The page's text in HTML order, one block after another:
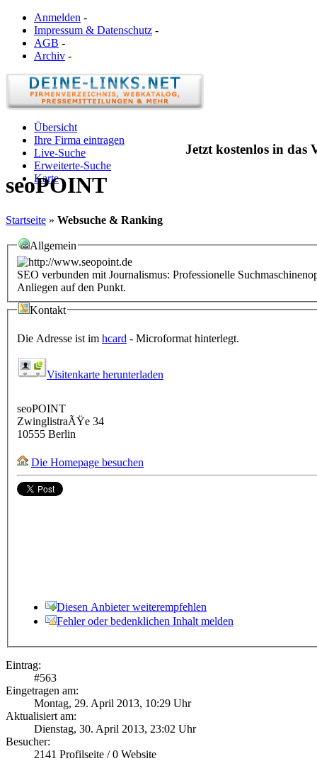
Anmelden -
Impressum & Datenschutz -
AGB -
Archiv -
Übersicht
Ihre Firma eintragen
Live-Suche
Erweiterte-Suche
Karte
Jetzt kostenlos in das
seoPOINT
Startseite » Websuche & Ranking
Allgemein
SEO verbunden mit Journalismus: Professionelle
Anliegen auf den Punkt.
Kontakt
Die Adresse ist im hcard - Microformat hinterlegt.
Visitenkarte herunterladen
seoPOINT
ZwinglistraÃŸe 34
10555 Berlin
Die Homepage besuchen
Diesen Anbieter weiterempfehlen
Fehler oder bedenklichen Inhalt melden
Eintrag:
#563
Eingetragen am:
Montag, 29. April 2013, 10:29 Uhr
Aktualisiert am:
Dienstag, 30. April 2013, 23:02 Uhr
Besucher:
2141 Profilseite /0 Website